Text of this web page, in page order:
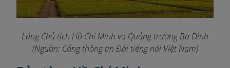
Lăng Chủ tịch Hồ Chí Minh và Quảng trường Ba Đình
(Nguồn: Cổng thông tin Đài tiếng nói Việt Nam)